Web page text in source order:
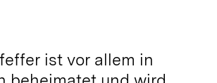
ist vor allem in